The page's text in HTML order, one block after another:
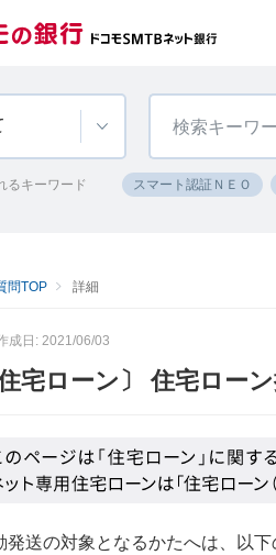
るキーワード スマート認証ＮＥＯ
問TOP 詳細
成日: 2021/06/03
住宅ローン〕 住宅ロー
発送の対象となるかたへは、以